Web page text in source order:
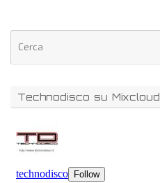
Technodisco su Mixcloud